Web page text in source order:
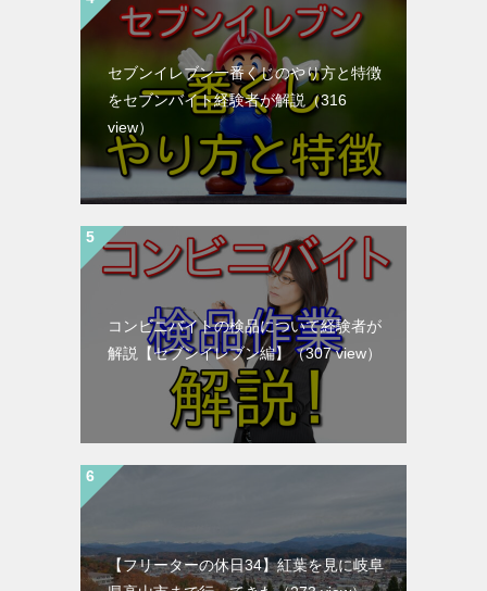
セブンイレブン一番くじのやり方と特徴
をセブンバイト経験者が解説（316
view）
コンビニバイトの検品について経験者が
解説【セブンイレブン編】
（307 view）
【フリーターの休日34】紅葉を見に岐阜